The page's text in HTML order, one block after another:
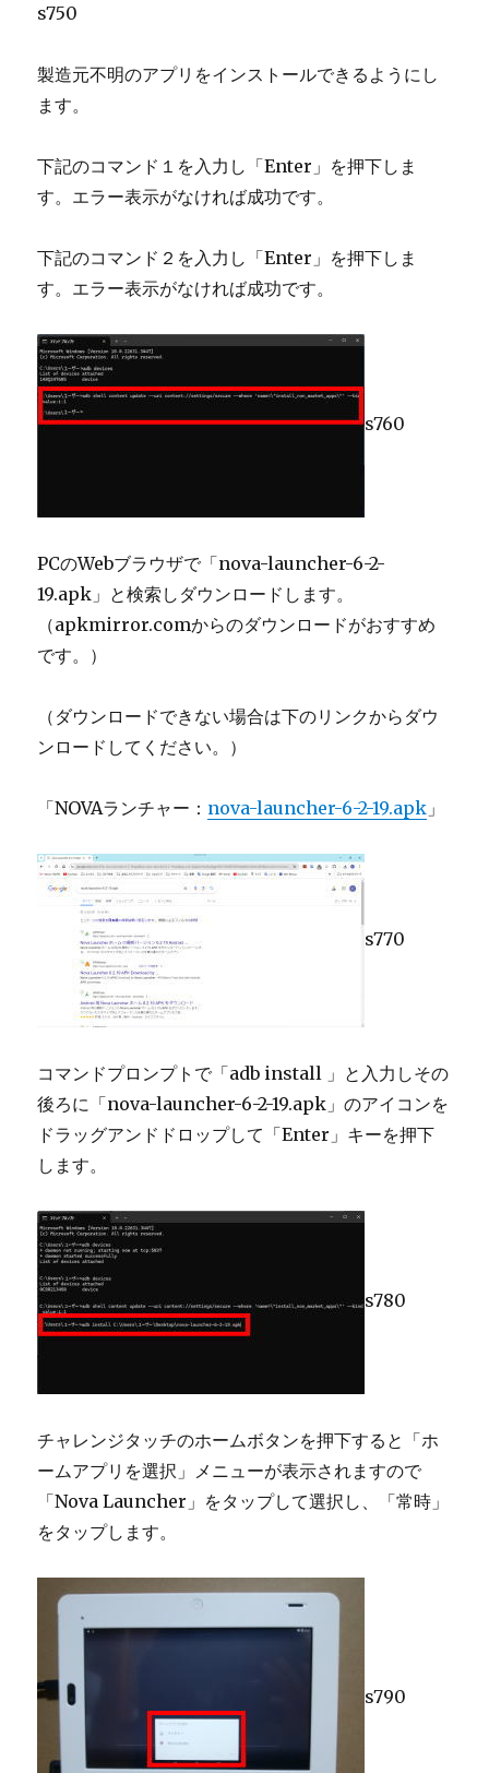
s750
製造元不明のアプリをインストールできるようにし
ます。
下記のコマンド１を入力し「Enter」を押下しま
す。エラー表示がなければ成功です。
下記のコマンド２を入力し「Enter」を押下しま
す。エラー表示がなければ成功です。
s760
PCのWebブラウザで「nova-launcher-6-2-
19.apk」と検索しダウンロードします。
（apkmirror.comからのダウンロードがおすすめ
です。）
（ダウンロードできない場合は下のリンクからダウ
ンロードしてください。）
「NOVAランチャー： nova-launcher-6-2-19.apk 」
s770
コマンドプロンプトで「adb install 」と入力しその
後ろに「nova-launcher-6-2-19.apk」のアイコンを
ドラッグアンドドロップして「Enter」キーを押下
します。
s780
チャレンジタッチのホームボタンを押下すると「ホ
ームアプリを選択」メニューが表示されますので
「Nova Launcher」をタップして選択し、「常時」
をタップします。
s790